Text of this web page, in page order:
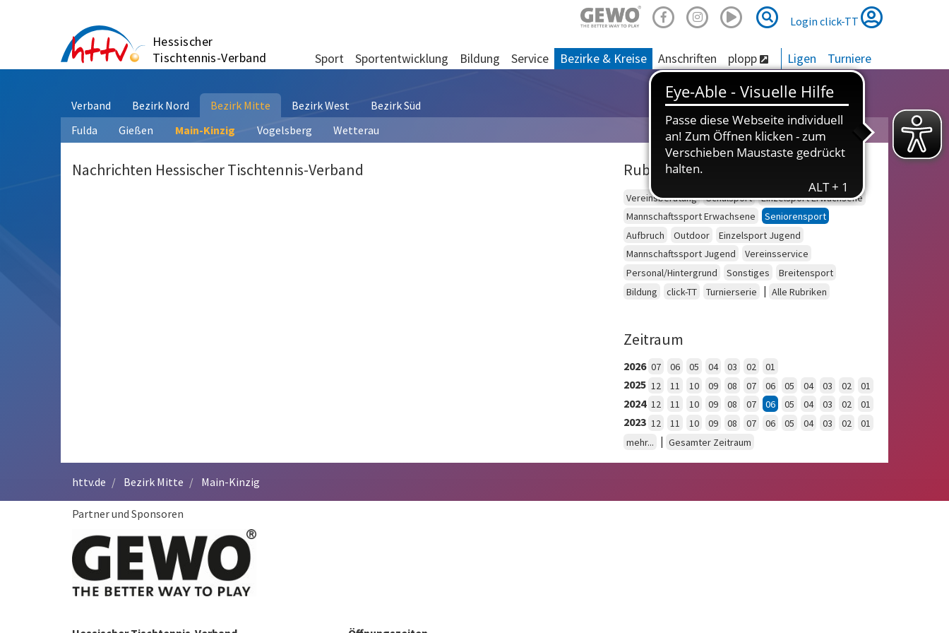
Hessischer
Tischtennis-Verband
Suche
Suche
Login click-TT
Sport Sportentwicklung Bildung Service Bezirke & Kreise Anschriften plopp Ligen Turniere
Verband Bezirk Nord Bezirk Mitte Bezirk West
Bezirk Süd
Fulda
Gießen Main-Kinzig Vogelsberg Wetterau
Nachrichten Hessischer Tischtennis-Verband Rubriken
Vereinsberatung Schulsport
Einzelsport Erwachsene
Mannschaftssport Erwachsene
Seniorensport
Aufbruch
Outdoor
Einzelsport Jugend
Mannschaftssport Jugend
Vereinsservice
Personal/Hintergrund
Sonstiges
Breitensport
Bildung
click-TT Turnierserie | Alle Rubriken
Zeitraum
2026 07 06 05 04 03 02 01
2025 12 11 10 09 08 07 06 05 04 03 02 01
2024 12 11 10 09 08 07 06 05 04 03 02 01
2023 12 11 10 09 08 07 06 05 04 03 02
01
mehr...
| Gesamter Zeitraum
httv.de Bezirk Mitte Main-Kinzig
Partner und Sponsoren